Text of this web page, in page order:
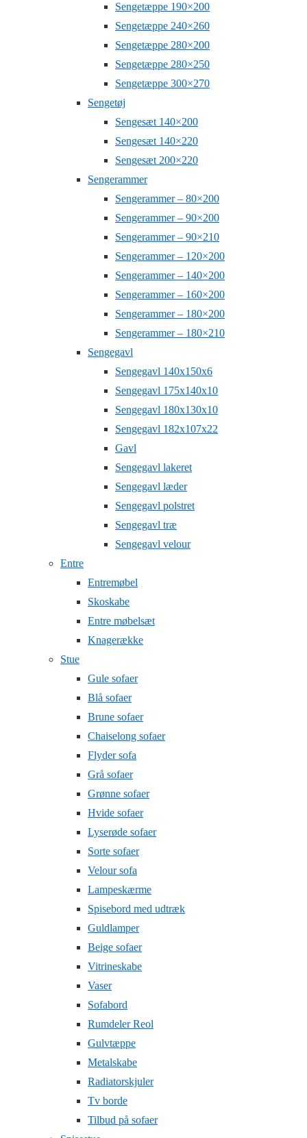
Sengetæppe 190×200
Sengetæppe 240×260
Sengetæppe 280×200
Sengetæppe 280×250
Sengetæppe 300×270
Sengetøj
Sengesæt 140×200
Sengesæt 140×220
Sengesæt 200×220
Sengerammer
Sengerammer – 80×200
Sengerammer – 90×200
Sengerammer – 90×210
Sengerammer – 120×200
Sengerammer – 140×200
Sengerammer – 160×200
Sengerammer – 180×200
Sengerammer – 180×210
Sengegavl
Sengegavl 140x150x6
Sengegavl 175x140x10
Sengegavl 180x130x10
Sengegavl 182x107x22
Gavl
Sengegavl lakeret
Sengegavl læder
Sengegavl polstret
Sengegavl træ
Sengegavl velour
Entre
Entremøbel
Skoskabe
Entre møbelsæt
Knagerække
Stue
Gule sofaer
Blå sofaer
Brune sofaer
Chaiselong sofaer
Flyder sofa
Grå sofaer
Grønne sofaer
Hvide sofaer
Lyserøde sofaer
Sorte sofaer
Velour sofa
Lampeskærme
Spisebord med udtræk
Guldlamper
Beige sofaer
Vitrineskabe
Vaser
Sofabord
Rumdeler Reol
Gulvtæppe
Metalskabe
Radiatorskjuler
Tv borde
Tilbud på sofaer